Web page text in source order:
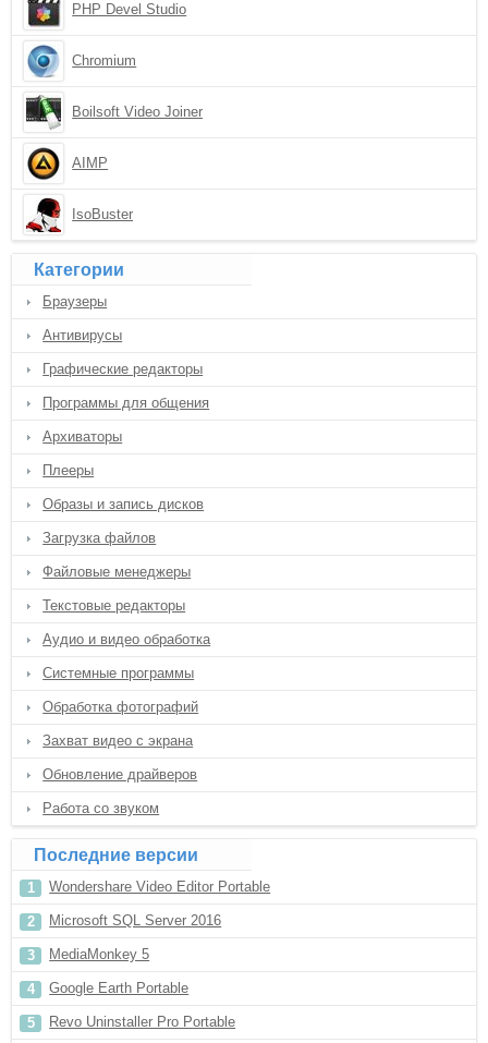
PHP Devel Studio
Chromium
Boilsoft Video Joiner
AIMP
IsoBuster
Категории
Браузеры
Антивирусы
Графические редакторы
Программы для общения
Архиваторы
Плееры
Образы и запись дисков
Загрузка файлов
Файловые менеджеры
Текстовые редакторы
Аудио и видео обработка
Системные программы
Обработка фотографий
Захват видео с экрана
Обновление драйверов
Работа со звуком
Последние версии
Wondershare Video Editor Portable
Microsoft SQL Server 2016
MediaMonkey 5
Google Earth Portable
Revo Uninstaller Pro Portable